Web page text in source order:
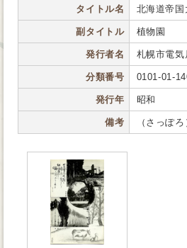
タイトル名 北海道帝国
副タイトル 植物園
発行者名 札幌市電気
分類番号 0101-01-
発行年 昭和
備考 （さっぽ